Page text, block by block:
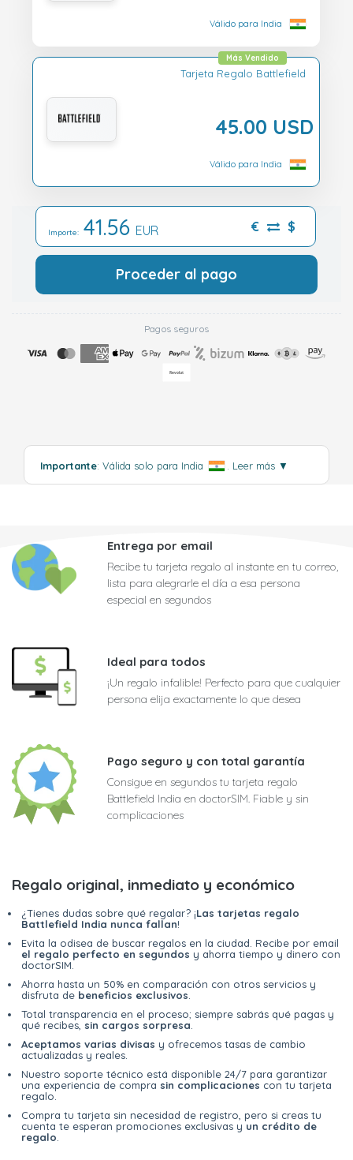
Válido para India
Tarjeta Regalo Battlefield
45.00 USD
Más Vendido
Válido para India
Importe: 41.56 EUR € $
Proceder al pago
Pagos seguros
Importante: Válida solo para India Leer más ▼
Entrega por email
Recibe tu tarjeta regalo al instante en tu correo,
lista para alegrarle el día a esa persona
especial en segundos
Ideal para todos
¡Un regalo infalible! Perfecto para que cualquier
persona elija exactamente lo que desea
Pago seguro y con total garantía
Consigue en segundos tu tarjeta regalo
Battlefield India en doctorSIM. Fiable y sin
complicaciones
Regalo original, inmediato y económico
¿Tienes dudas sobre qué regalar? ¡Las tarjetas regalo
Battlefield India nunca fallan!
Evita la odisea de buscar regalos en la ciudad. Recibe por email
el regalo perfecto en segundos y ahorra tiempo y dinero con
doctorSIM.
Ahorra hasta un 50% en comparación con otros servicios y
disfruta de beneficios exclusivos
Total transparencia en el proceso; siempre sabrás qué pagas y
qué recibes, sin cargos sorpresa
Aceptamos varias divisas y ofrecemos tasas de cambio
actualizadas y reales.
Nuestro soporte técnico está disponible 24/7 para garantizar
una experiencia de compra sin complicaciones con tu tarjeta
regalo.
Compra tu tarjeta sin necesidad de registro, pero si creas tu
cuenta te esperan promociones exclusivas yun crédito de
regalo